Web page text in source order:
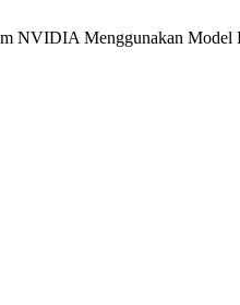
NVIDIA Menggunakan